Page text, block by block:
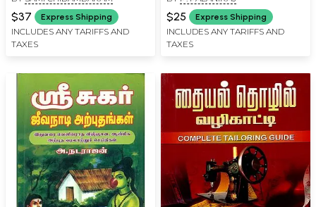
$37 Express Shipping
INCLUDES ANY TARIFFS AND
TAXES
$25 Express Shipping
INCLUDES ANY TARIFFS AND
TAXES